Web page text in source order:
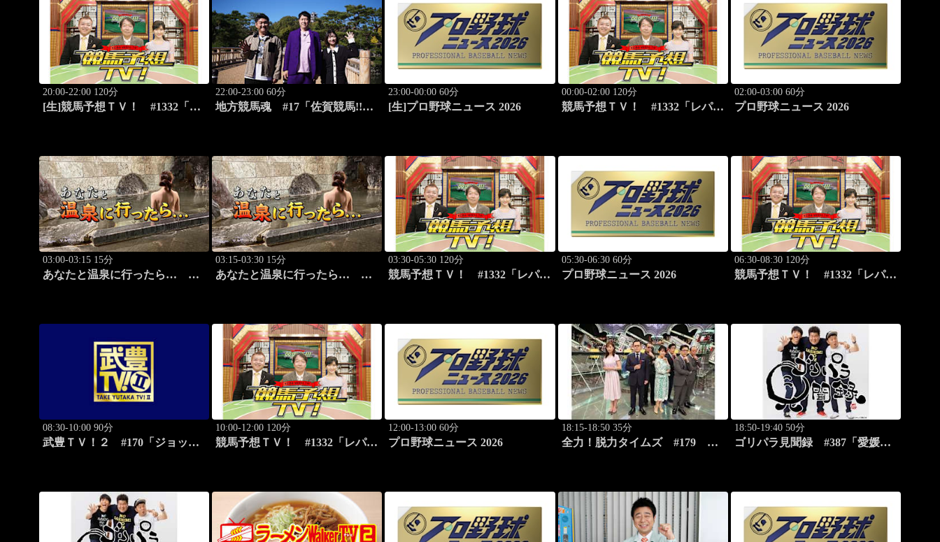
20:00-22:00 120分
[生]競馬予想ＴＶ！ #1332「レ
22:00-23:00 60分
地方競馬魂 #17「佐賀競馬!!九
23:00-00:00 60分
[生]プロ野球ニュース 2026
00:00-02:00 120分
競馬予想ＴＶ！ #1332「レパー
02:00-03:00 60分
プロ野球ニュース 2026
03:00-03:15 15分
あなたと温泉に行ったら…
03:15-03:30 15分
あなたと温泉に行ったら…
03:30-05:30 120分
競馬予想ＴＶ！ #1332「レパー
05:30-06:30 60分
プロ野球ニュース 2026
06:30-08:30 120分
競馬予想ＴＶ！ #1332「レパー
08:30-10:00 90分
武豊ＴＶ！２ #170「ジョッキ
10:00-12:00 120分
競馬予想ＴＶ！ #1332「レパー
12:00-13:00 60分
プロ野球ニュース 2026
18:15-18:50 35分
全力！脱力タイムズ #179
18:50-19:40 50分
ゴリパラ見聞録 #387「愛媛